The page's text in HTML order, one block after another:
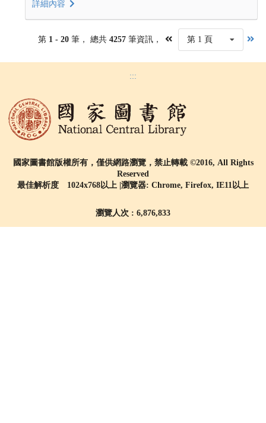
詳細內容
第 1 - 20 筆， 總共 4257筆資訊， 第 1 頁
:::
國家圖書館版權所有，僅供網路瀏覽，禁止轉載 ©2016, All Rights
Reserved
最佳解析度 1024x768以上 |瀏覽器: Chrome, Firefox, IE11以上
瀏覽人次 : 6,876,833